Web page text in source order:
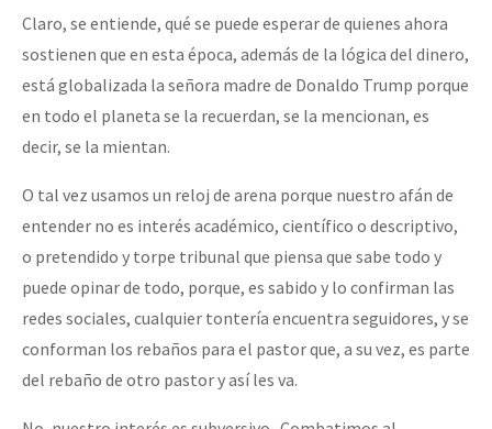
Claro, se entiende, qué se puede esperar de quienes ahora
sostienen que en esta época, además de la lógica del dinero,
está globalizada la señora madre de Donaldo Trump porque
en todo el planeta se la recuerdan, se la mencionan, es
decir, se la mientan.
O tal vez usamos un reloj de arena porque nuestro afán de
entender no es interés académico, científico o descriptivo,
o pretendido y torpe tribunal que piensa que sabe todo y
puede opinar de todo, porque, es sabido y lo confirman las
redes sociales, cualquier tontería encuentra seguidores, y se
conforman los rebaños para el pastor que, a su vez, es parte
del rebaño de otro pastor y así les va.